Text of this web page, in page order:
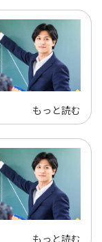
もっと読む
もっと読む